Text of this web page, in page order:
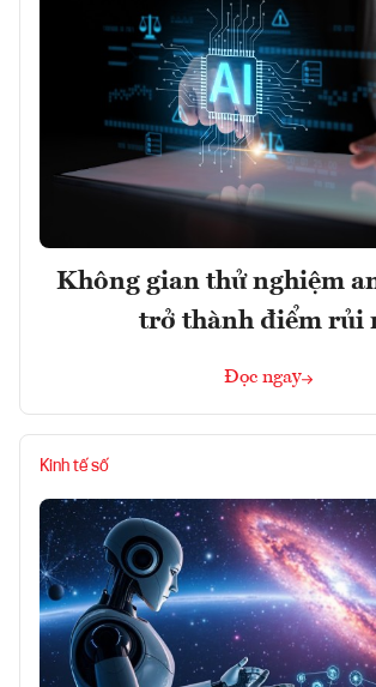
Không gian thử nghiệm
trở thành điểm rủi
Đọc ngay
Kinh tế số